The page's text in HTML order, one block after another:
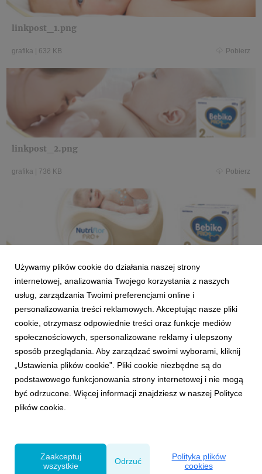
linkpost_1.png
grafika 632 KB Pobierz
linkpost_2.png
grafika 736 KB Pobierz
linkpost_4.jpg
grafika| 157 KB
linkpost_2_1_.png
grafika| 393 KB
Używamy plików cookie do działania naszej strony
internetowej, analizowania Twojego korzystania z naszych
usług, zarządzania Twoimi preferencjami online i
personalizowania treści reklamowych. Akceptując nasze pliki
cookie, otrzymasz odpowiednie treści oraz funkcje mediów
społecznościowych, spersonalizowane reklamy i ulepszony
sposób przeglądania. Aby zarządzać swoimi wyborami, kliknij
„Ustawienia plików cookie”. Pliki cookie niezbędne są do
podstawowego funkcjonowania strony internetowej i nie mogą
być odrzucone. Więcej informacji znajdziesz w naszej Polityce
plików cookie.
Zaakceptuj
wszystkie
Odrzuć
Polityka plików
cookies